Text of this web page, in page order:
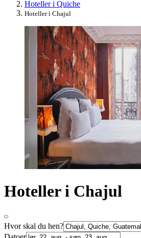
Hoteller i Quiche
Hoteller i Chajul
Hoteller i Chajul
Hvor skal du hen?